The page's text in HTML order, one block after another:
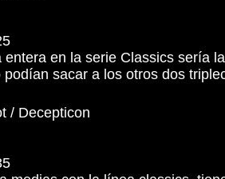
en la serie Classics sería
podían sacar a los otros dos
/ Decepticon